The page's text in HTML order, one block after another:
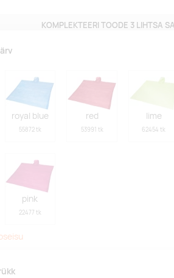
KOMPLEKTEERI TOODE 3 LIHTSA
royal blue
55872 tk
red
53991 tk
lime
62454 tk
pink
22477 tk